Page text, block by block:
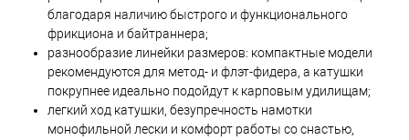
благодаря наличию быстрого и функционального
фрикциона и байтраннера;
разнообразие линейки размеров: компактные модели
рекомендуются для метод- и флэт-фидера, а катушки
покрупнее идеально подойдут к карповым удилищам;
легкий ход катушки, безупречность намотки
монофильной лески и комфорт работы со снастью,